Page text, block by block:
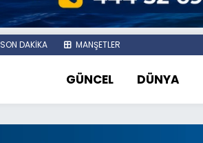
SON DAKİKA MANŞETLER
GÜNCEL DÜNYA